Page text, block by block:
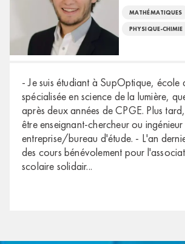
MATHÉMATIQUES
PHYSIQUE-CHIMIE
- Je suis étudiant à SupOptique, école
spécialisée en science de la lumière,
après deux années de CPGE. Plus
être enseignant-chercheur ou ingénieur
entreprise/bureau d'étude. - L'an
des cours bénévolement pour
scolaire solidair...